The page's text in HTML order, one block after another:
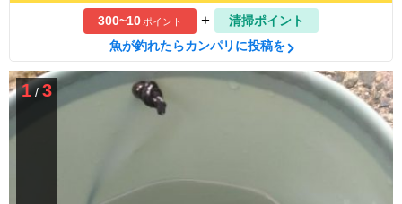
300~10ポイント +
清掃ポイント
魚が釣れたらカンパリに投稿を
1/ 3